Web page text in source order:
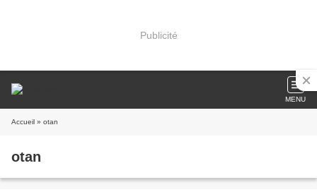
Publicité
MENU
Accueil » otan
otan